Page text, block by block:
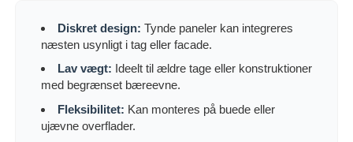
Diskret design: Tynde paneler kan integreres
næsten usynligt i tag eller facade.
Lav vægt: Ideelt til ældre tage eller konstruktioner
med begrænset bæreevne.
Fleksibilitet: Kan monteres på buede eller
ujævne overflader.